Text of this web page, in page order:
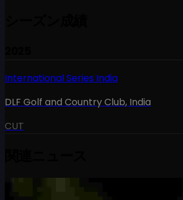
International Series India
DLF Golf and Country Club, India
CUT